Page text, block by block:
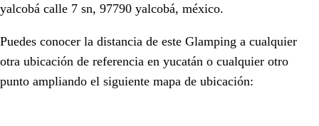
yalcobá calle 7 sn, 97790 yalcobá, méxico.
Puedes conocer la distancia de este Glamping a cualquier
otra ubicación de referencia en yucatán o cualquier otro
punto ampliando el siguiente mapa de ubicación: